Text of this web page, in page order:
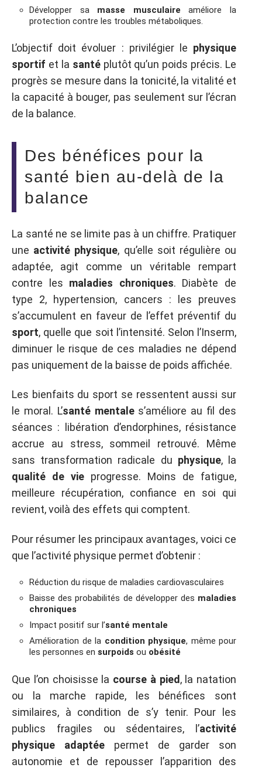
Développer sa masse musculaire améliore la
protection contre les troubles métaboliques.
L’objectif doit évoluer : privilégier le physique
sportif et la santéplutôt qu’un poids précis. Le
progrès se mesure dans la tonicité, la vitalité et
la capacité à bouger, pas seulement sur l’écran
de la balance.
Des bénéfices pour la
santé bien au-delà de la
balance
La santé ne se limite pas à un chiffre. Pratiquer
une activité physique, qu’elle soit régulière ou
adaptée, agit comme un véritable rempart
contre les maladies chroniques. Diabète de
type 2, hypertension, cancers : les preuves
s’accumulent en faveur de l’effet préventif du
sport, quelle que soit l’intensité. Selon l’Inserm,
diminuer le risque de ces maladies ne dépend
pas uniquement de la baisse de poids affichée.
Les bienfaits du sport se ressentent aussi sur
le moral. L’santé mentales’améliore au fil des
séances : libération d’endorphines, résistance
accrue au stress, sommeil retrouvé. Même
sans transformation radicale du physique, la
qualité de vie progresse. Moins de fatigue,
meilleure récupération, confiance en soi qui
revient, voilà des effets qui comptent.
Pour résumer les principaux avantages, voici ce
que l’activité physique permet d’obtenir :
Réduction du risque de maladies cardiovasculaires
Baisse des probabilités de développer des maladies
chroniques
Impact positif sur l’santé mentale
Amélioration de la condition physique, même pour
les personnes en surpoids ou obésité
Que l’on choisisse la course à pied, la natation
ou la marche rapide, les bénéfices sont
similaires, à condition de s’y tenir. Pour les
publics fragiles ou sédentaires, l’activité
physique adaptée permet de garder son
autonomie et de repousser l’apparition des